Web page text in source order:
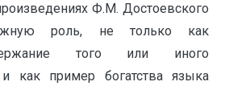
Ф.М. Достоевского
роль, не только как
того или иного
как пример богатства языка